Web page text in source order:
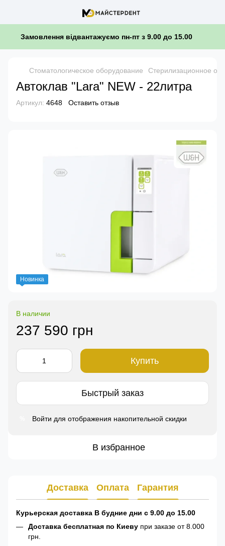
Замовлення відвантажуємо пн-пт з 9.00 до 15.00
Стоматологическое оборудование Стерилизационное
Автоклав "Lara" NEW - 22литра
Артикул: 4648 Оставить отзыв
Новинка
В наличии
237 590 грн
Купить
Быстрый заказ
Войти для отображения накопительной скидки
В избранное
Доставка Оплата Гарантия
Курьерская доставка В будние дни с 9.00 до 15.00
Доставка бесплатная по Киеву при заказе от 8.000
грн.